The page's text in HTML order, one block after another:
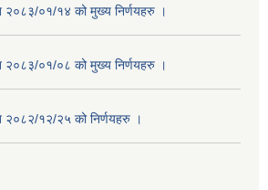
२०८३/०१/१४ को मुख्य निर्णयहरु ।
२०८३/०१/०८ को मुख्य निर्णयहरु ।
२०८२/१२/२५ को निर्णयहरु ।